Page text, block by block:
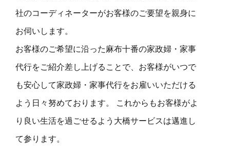
社のコーディネーターがお客様のご要望を親身に
お伺いします。
お客様のご希望に沿った麻布十番の家政婦・家事
代行をご紹介差し上げることで、お客様がいつで
も安心して家政婦・家事代行をお雇いいただける
よう日々努めております。 これからもお客様がよ
り良い生活を過ごせるよう大橋サービスは邁進し
て参ります。